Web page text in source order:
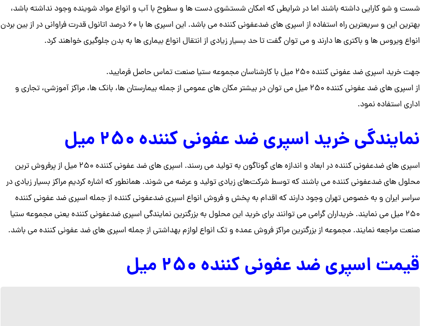
شست و شو کارایی داشته باشند اما در شرایطی که امکان شستشوی دست ها و سطوح با آب و انواع مواد شوینده وجود نداشته باشد،
بهترین این و سریعترین راه استفاده از اسپری های ضدعفونی کننده می باشد. این اسپری ها با ۶۰ درصد اتانول قدرت فراوانی در از بین بردن
انواع ویروس ها و باکتری ها دارند و می توان گفت تا حد بسیار زیادی از انتقال انواع بیماری ها به بدن جلوگیری خواهند کرد.
جهت خرید اسپری ضد عفونی کننده ۲۵۰ میل با کارشناسان مجموعه ستیا صنعت تماس حاصل فرمایید.
از اسپری های ضد عفونی کننده ۲۵۰ میل می توان در بیشتر مکان های عمومی از جمله بیمارستان ها، بانک ها، مراکز آموزشی، تجاری و
اداری استفاده نمود.
نمایندگی خرید اسپری ضد عفونی کننده ۲۵۰ میل
اسپری های ضدعفونی کننده در ابعاد و اندازه های گوناگون به تولید می رسند. اسپری های ضد عفونی کننده ۲۵۰ میل از پرفروش‌ ترین
محلول های ضدعفونی کننده می باشند که توسط شرکت‌های زیادی تولید و عرضه می شوند. همانطور که اشاره کردیم مراکز بسیار زیادی در
سراسر ایران و به خصوص تهران وجود دارند که اقدام به پخش و فروش انواع اسپری ضدعفونی کننده از جمله اسپری ضد عفونی کننده
۲۵۰ میل می نمایند. خریداران گرامی می توانند برای خرید این محلول به بزرگترین نمایندگی اسپری ضدعفونی کننده یعنی مجموعه ستیا
صنعت مراجعه نمایند. مجموعه از بزرگترین مراکز فروش عمده و تک انواع لوازم بهداشتی از جمله اسپری های ضد عفونی کننده می باشد.
قیمت اسپری ضد عفونی کننده ۲۵۰ میل